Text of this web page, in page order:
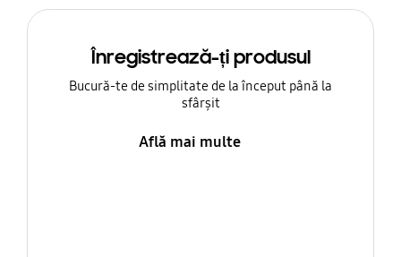
Înregistrează-ți produsul
Bucură-te de simplitate de la început până la
sfârșit
Află mai multe